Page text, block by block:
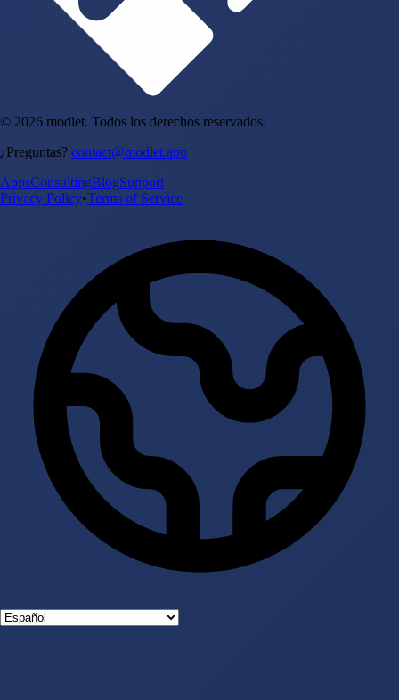
© 2026 modlet. Todos los derechos reservados.
¿Preguntas? contact@modlet.app
AppsConsultingBlogSupport
Privacy Policy•Terms of Service